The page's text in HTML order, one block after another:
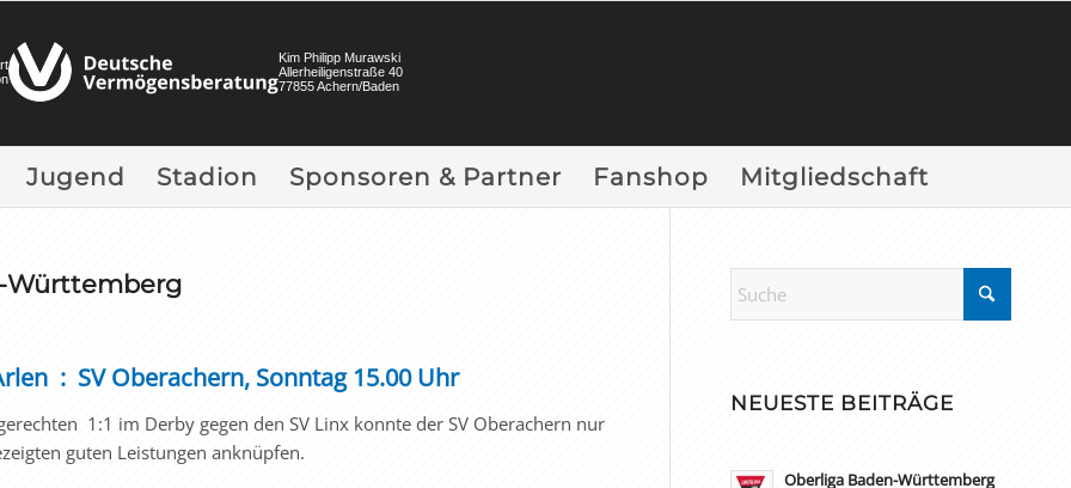
Kim Philipp Murawski
Allerheiligenstraße 40
77855 Achern/Baden
Jugend Stadion Sponsoren & Partner Fanshop Mitgliedschaft
Württemberg
: SV Oberachern, Sonntag 15.00 Uhr
1:1 im Derby gegen den SV Linx konnte der SV Oberachern nur
guten Leistungen anknüpfen.
NEUESTE BEITRÄGE
Oberliga Baden-Württemberg